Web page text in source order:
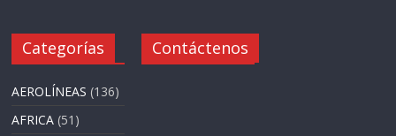
Categorías
AEROLÍNEAS (136)
AFRICA (51)
Contáctenos